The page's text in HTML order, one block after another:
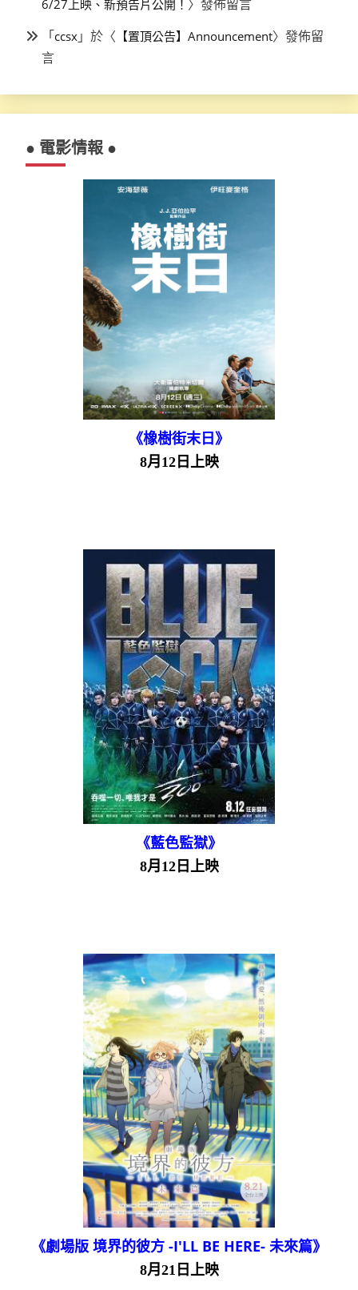
6/27上映、新預告片公開！ 〉發佈留言
「ccsx 」於〈 【置頂公告】Announcement〉發佈留
言
● 電影情報 ●
《橡樹街末日》
8月12日上映
《藍色監獄》
8月12日上映
《劇場版 境界的彼方 -I'LL BE HERE- 未來篇》
8月21日上映